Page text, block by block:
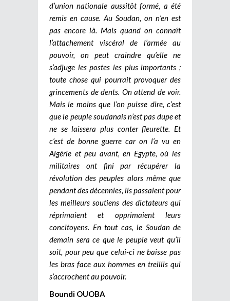
d’union nationale aussitôt formé, a été
remis en cause. Au Soudan, on n’en est
pas encore là. Mais quand on connaît
l’attachement viscéral de l’armée au
pouvoir, on peut craindre qu’elle ne
s’adjuge les postes les plus importants ;
toute chose qui pourrait provoquer des
grincements de dents. On attend de voir.
Mais le moins que l’on puisse dire, c’est
que le peuple soudanais n’est pas dupe et
ne se laissera plus conter fleurette. Et
c’est de bonne guerre car on l’a vu en
Algérie et peu avant, en Egypte, où les
militaires ont fini par récupérer la
révolution des peuples alors même que
pendant des décennies, ils passaient pour
les meilleurs soutiens des dictateurs qui
réprimaient et opprimaient leurs
concitoyens. En tout cas, le Soudan de
demain sera ce que le peuple veut qu’il
soit, pour peu que celui-ci ne baisse pas
les bras face aux hommes en treillis qui
s’accrochent au pouvoir.
Boundi OUOBA